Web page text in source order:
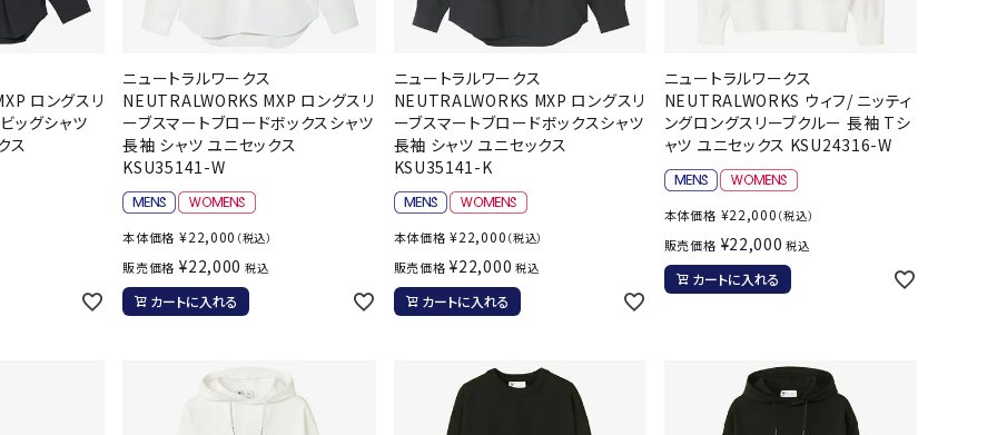
その他アクセサリー
バッグ
その他アクセサリー
闘技
トレーニング・ジム/カジ
ュアル
メンズウェア
ウィメンズウェア
キッズウェア
インナーウェア
シューズ
ジュニアシューズ
キャンプ用品
キャリー・コンテナ
クーラー・ジャグ
クッキングウェア
シュラフ・寝具
テーブルウェア
テント・タープ用品
TRIGGERPOI
NT
uhlsport UMBRO
UNDER
ARMOUR
VICTAS
Wacoal CW-X Wstudio YONEX
ロングスリ
ッグシャツ
ス
ニュートラルワークス
NEUTRALWORKS MXP ロングスリ
ーブスマートブロードボックスシャツ
長袖 シャツ ユニセックス
KSU35141-W
本体価格 ¥22,000 （税込）
販売価格 ¥22,000 税込
カートに入れる
ニュートラルワークス
NEUTRALWORKS MXP ロングスリ
ーブスマートブロードボックスシャツ
長袖 シャツ ユニセックス
KSU35141-K
本体価格 ¥22,000 （税込）
販売価格 ¥22,000 税込
カートに入れる
ニュートラルワークス
NEUTRALWORKS ウィフ/ ニッティ
ングロングスリーブクルー 長袖 Tシ
ャツ ユニセックス KSU24316-W
本体価格 ¥22,000 （税込）
販売価格 ¥22,000 税込
カートに入れる